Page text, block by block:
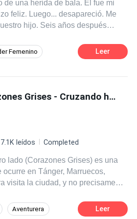
de una herida de bala. Él fue mi
Me
años después
Femenino
Malentendido
Leer
Corazones Grises - Cruzando hacia el otro lado.
7.1K leídos Completed
lado (Corazones Grises) es una
ocurre en Tánger, Marruecos,
visita la ciudad, y no precisamente
creencias un tanto toscas,
Pero las cosas nunca
Aventurera Leer